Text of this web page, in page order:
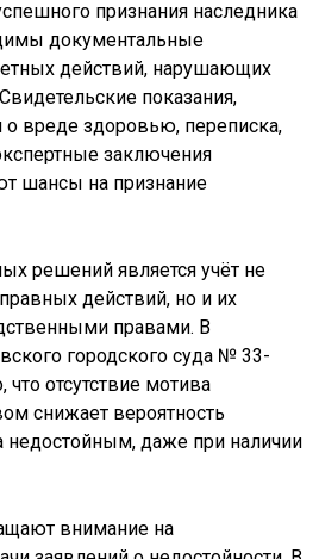
признания наследника
документальные
действий, нарушающих
показания,
вреде здоровью, переписка,
заключения
шансы на признание
решений является учёт не
действий, но и их
правами. В
городского суда № 33-
отсутствие мотива
снижает вероятность
недостойным, даже при наличии
внимание на